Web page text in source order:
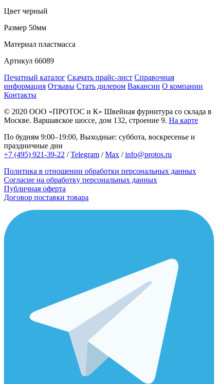
Цвет черный
Размер 50мм
Материал пластмасса
Артикул 66089
Печатный каталог Скачать прайс-лист Справочная
информация Отзывы Стать дилером Вакансии О компании
Контакты
© 2020 ООО «ПРОТОС и К» Швейная фурнитура со склада в
Москве. Варшавское шоссе, дом 132, строение 9. На карте
По будням 9:00–19:00, Выходные: суббота, воскресенье и
праздничные дни
+7 (495) 921-39-22 /Telegram /Max /info@protos.ru
Политика в отношении обработки персональных данных
Согласие на обработку персональных данных
Публичная оферта
Договор поставки товара